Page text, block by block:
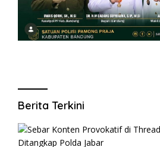
Berita Terkini